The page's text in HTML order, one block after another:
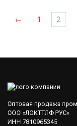
товара.
← 1 2
Оптовая продажа
ООО «ЛОКТТЛФ РУС»
ИНН 7810965345